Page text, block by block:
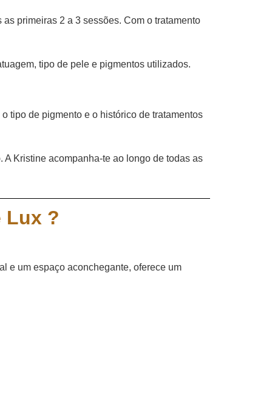
primeiras 2 a 3 sessões. Com o tratamento
tipo de pele e pigmentos utilizados.
tipo de pigmento e o histórico de tratamentos
Kristine acompanha-te ao longo de todas as
Lux ?
e um espaço aconchegante, oferece um